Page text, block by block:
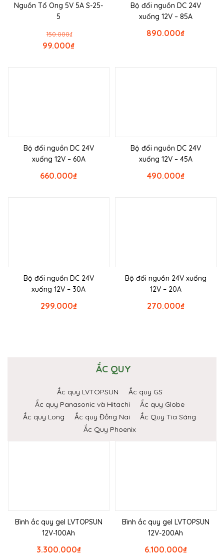
Nguồn Tổ Ong 5V 5A S-25-
5
₫
150.000
₫
99.000
Bộ đổi nguồn DC 24V
xuống 12V – 85A
₫
890.000
Bộ đổi nguồn DC 24V
xuống 12V – 60A
₫
660.000
Bộ đổi nguồn DC 24V
xuống 12V – 45A
₫
490.000
Bộ đổi nguồn DC 24V
xuống 12V – 30A
₫
299.000
Bộ đổi nguồn 24V xuống
12V – 20A
₫
270.000
ẮC QUY
Ắc quy LVTOPSUN
Ắc quy GS
Ắc quy Panasonic và Hitachi
Ắc quy Globe
Ắc quy Long
Ắc quy Đồng Nai
Ắc Quy Tia Sáng
Ắc Quy Phoenix
Bình ắc quy gel LVTOPSUN
12V-100Ah
₫
3.300.000
Bình ắc quy gel LVTOPSUN
12V-200Ah
₫
6.100.000